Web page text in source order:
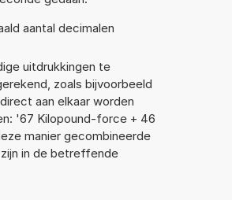
aantal decimalen
uitdrukkingen te
zoals bijvoorbeeld
aan elkaar worden
'67 Kilopound-force + 46
manier gecombineerde
in de betreffende